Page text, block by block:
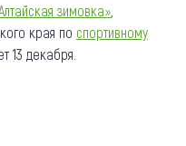
зимовка»
края по спортивному
13 декабря.